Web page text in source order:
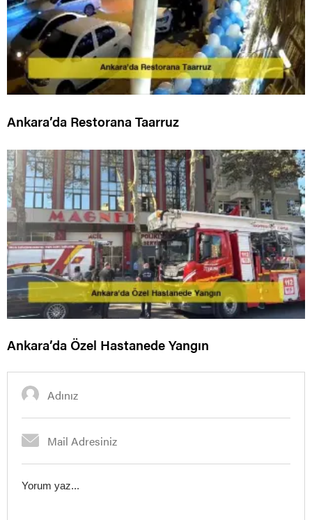
Ankara’da Restorana Taarruz
Ankara’da Özel Hastanede Yangın